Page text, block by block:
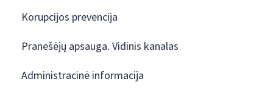
Korupcijos prevencija
Pranešėjų apsauga. Vidinis kanalas
Administracinė informacija